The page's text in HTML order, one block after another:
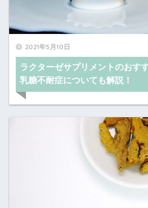
2021年5月10日
ラクターゼサプリメントのおす
乳糖不耐症についても解説！